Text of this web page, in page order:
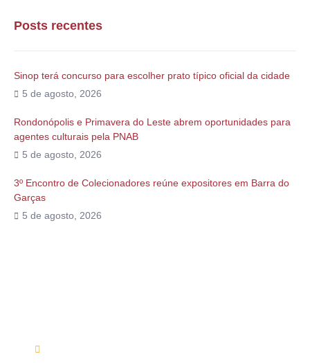
Posts recentes
Sinop terá concurso para escolher prato típico oficial da cidade
5 de agosto, 2026
Rondonópolis e Primavera do Leste abrem oportunidades para
agentes culturais pela PNAB
5 de agosto, 2026
3º Encontro de Colecionadores reúne expositores em Barra do
Garças
5 de agosto, 2026